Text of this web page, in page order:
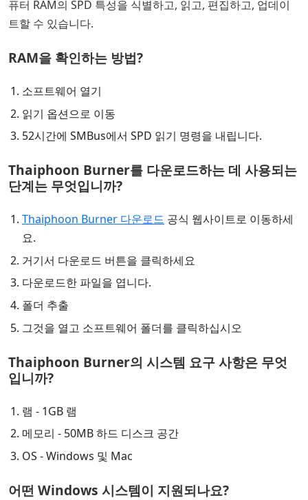
퓨터 RAM의 SPD 특성을 식별하고, 읽고, 편집하고, 업데이
트할 수 있습니다.
RAM을 확인하는 방법?
소프트웨어 열기
읽기 옵션으로 이동
52시간에 SMBus에서 SPD 읽기 명령을 내립니다.
Thaiphoon Burner를 다운로드하는 데 사용되는
단계는 무엇입니까?
Thaiphoon Burner 다운로드 공식 웹사이트로 이동하세
요.
거기서 다운로드 버튼을 클릭하세요
다운로드한 파일을 엽니다.
폴더 추출
그것을 열고 소프트웨어 폴더를 클릭하십시오
Thaiphoon Burner의 시스템 요구 사항은 무엇
입니까?
램 - 1GB 램
메모리 - 50MB 하드 디스크 공간
OS - Windows 및 Mac
어떤 Windows 시스템이 지원되나요?